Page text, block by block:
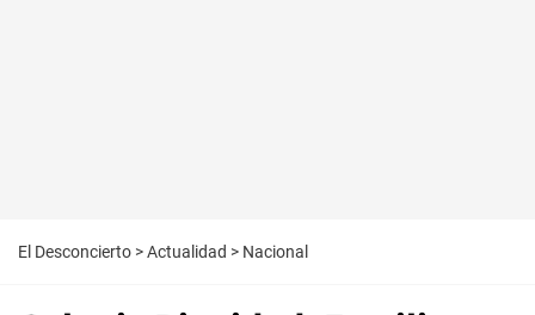
El Desconcierto >Actualidad > Nacional